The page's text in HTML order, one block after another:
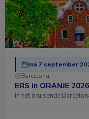
ma 7 september
Barcelona
ERS in ORANJE 2026
In het bruisende